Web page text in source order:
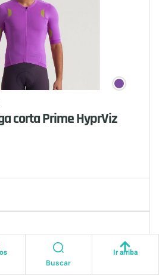
corta Prime HyprViz
Buscar
Ir arriba